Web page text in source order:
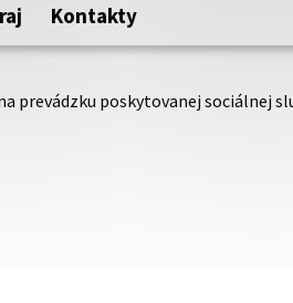
domény webového sídla.
Kontakty
prevádzku poskytovanej sociálnej